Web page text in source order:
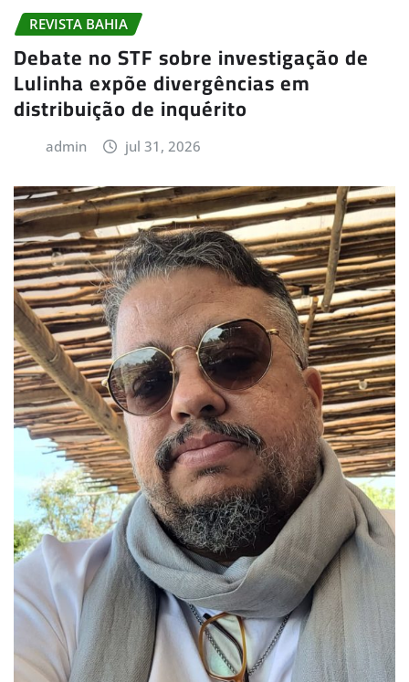
REVISTA BAHIA
Debate no STF sobre investigação de
Lulinha expõe divergências em
distribuição de inquérito
admin jul 31, 2026